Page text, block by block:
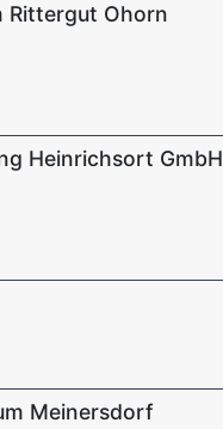
Rittergut Ohorn
Heinrichsort GmbH
Meinersdorf